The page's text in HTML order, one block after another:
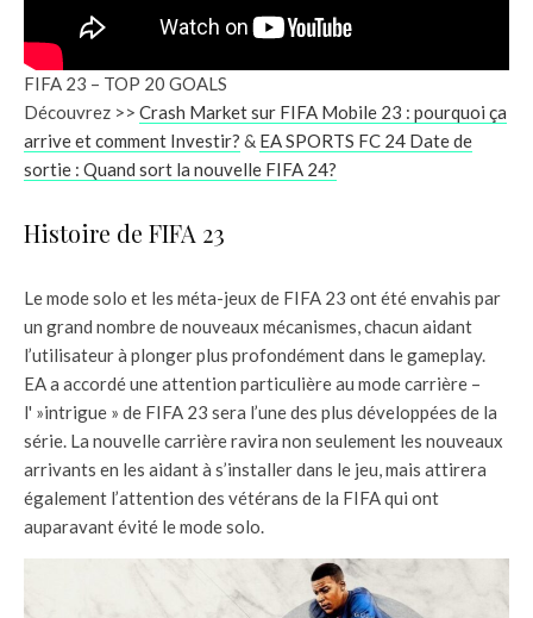
FIFA 23 – TOP 20 GOALS
Découvrez >> Crash Market sur FIFA Mobile 23 : pourquoi ça
arrive et comment Investir? & EA SPORTS FC 24 Date de
sortie : Quand sort la nouvelle FIFA 24?
Histoire de FIFA 23
Le mode solo et les méta-jeux de FIFA 23 ont été envahis par
un grand nombre de nouveaux mécanismes, chacun aidant
l’utilisateur à plonger plus profondément dans le gameplay.
EA a accordé une attention particulière au mode carrière –
l' »intrigue » de FIFA 23 sera l’une des plus développées de la
série. La nouvelle carrière ravira non seulement les nouveaux
arrivants en les aidant à s’installer dans le jeu, mais attirera
également l’attention des vétérans de la FIFA qui ont
auparavant évité le mode solo.